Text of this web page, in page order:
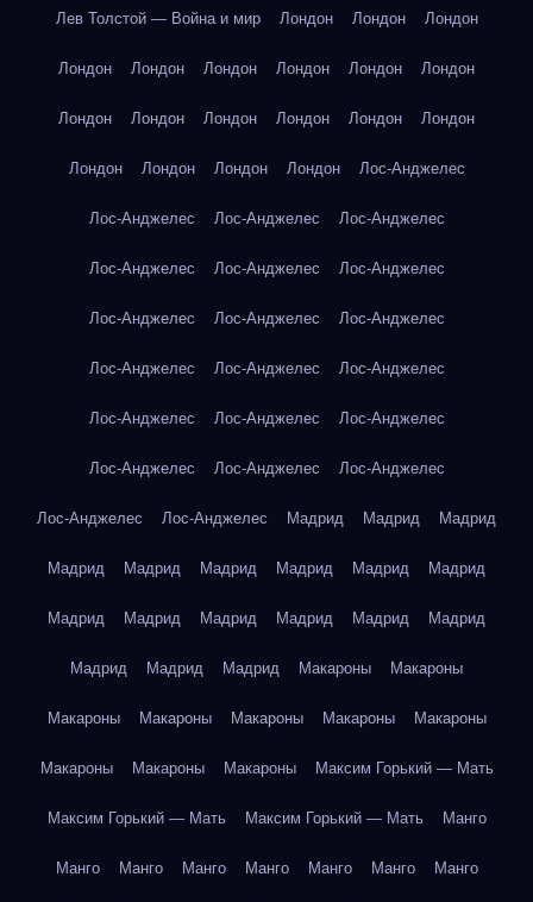
Лев Толстой — Война и мир Лондон Лондон Лондон
Лондон Лондон Лондон Лондон Лондон Лондон
Лондон Лондон Лондон Лондон Лондон Лондон
Лондон Лондон Лондон Лондон Лос-Анджелес
Лос-Анджелес Лос-Анджелес Лос-Анджелес
Лос-Анджелес Лос-Анджелес Лос-Анджелес
Лос-Анджелес Лос-Анджелес Лос-Анджелес
Лос-Анджелес Лос-Анджелес Лос-Анджелес
Лос-Анджелес Лос-Анджелес Лос-Анджелес
Лос-Анджелес Лос-Анджелес Лос-Анджелес
Лос-Анджелес Лос-Анджелес Мадрид Мадрид Мадрид
Мадрид Мадрид Мадрид Мадрид Мадрид Мадрид
Мадрид Мадрид Мадрид Мадрид Мадрид Мадрид
Мадрид Мадрид Мадрид Макароны Макароны
Макароны Макароны Макароны Макароны Макароны
Макароны Макароны Макароны Максим Горький — Мать
Максим Горький — Мать Максим Горький — Мать Манго
Манго Манго Манго Манго Манго Манго Манго